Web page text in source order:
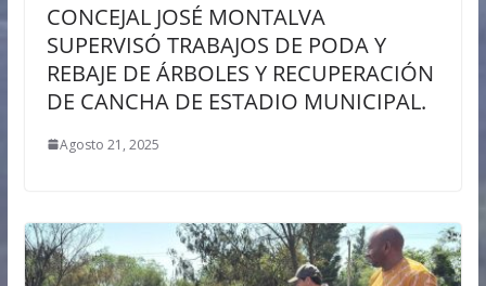
CONCEJAL JOSÉ MONTALVA
SUPERVISÓ TRABAJOS DE PODA Y
REBAJE DE ÁRBOLES Y RECUPERACIÓN
DE CANCHA DE ESTADIO MUNICIPAL.
Agosto 21, 2025